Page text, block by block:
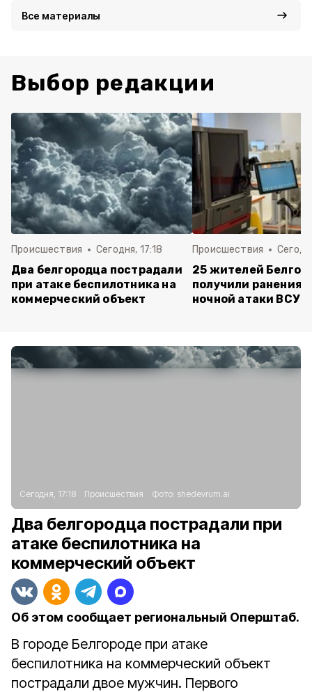
Все материалы
Выбор редакции
Происшествия Сегодня, 17:18
Два белгородца пострадали
при атаке беспилотника на
коммерческий объект
Происшествия
25 жителей
получили ранения
ночной атаки ВСУ
Сегодня, 17:18 Происшествия Фото: shedevrum.ai
Два белгородца пострадали при
атаке беспилотника на
коммерческий объект
Об этом сообщает региональный Оперштаб.
В городе Белгороде при атаке
беспилотника на коммерческий объект
пострадали двое мужчин. Первого